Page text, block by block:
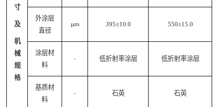
寸
及
机
械
规
格
外涂层
直径
μm 395±1 0 .0 550±1 5.0
涂层材
料
- 低折射率涂层 低折射率涂层
基质材
料
- 石英 石英